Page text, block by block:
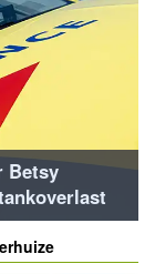
Betsy